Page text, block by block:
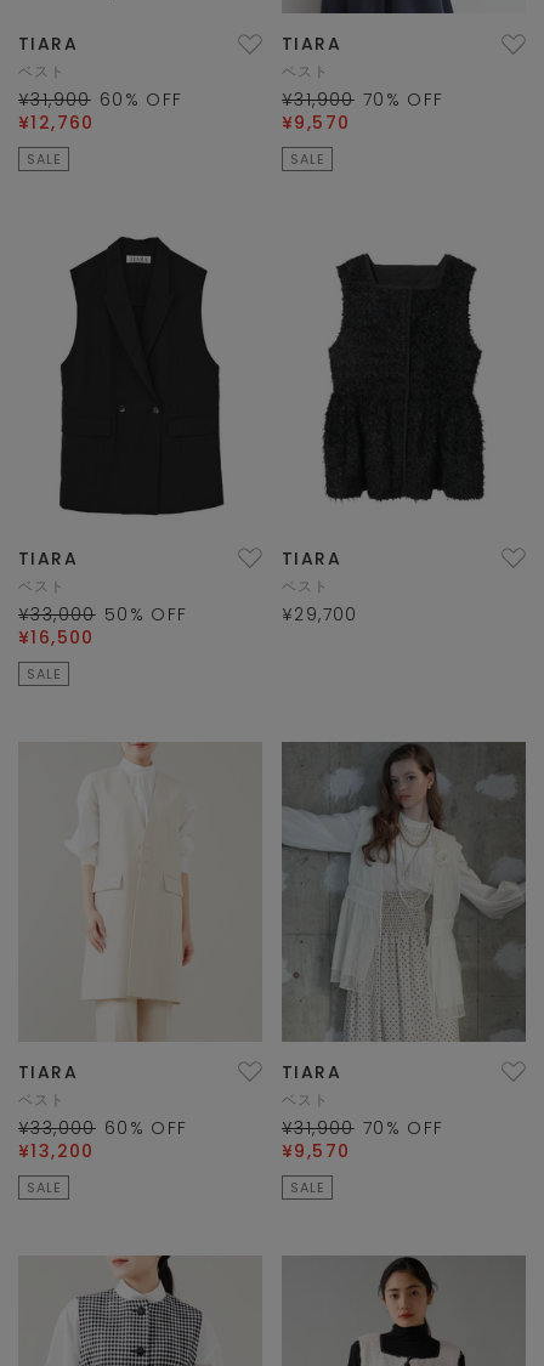
TIARA
ベスト
¥31,900 60 % OFF
¥12,760
SALE
TIARA
ベスト
¥31,900 70 % OFF
¥9,570
SALE
TIARA
ベスト
¥33,000 50 % OFF
¥16,500
SALE
TIARA
ベスト
¥29,700
TIARA
ベスト
¥33,000 60 % OFF
¥13,200
SALE
TIARA
ベスト
¥31,900 70 % OFF
¥9,570
SALE